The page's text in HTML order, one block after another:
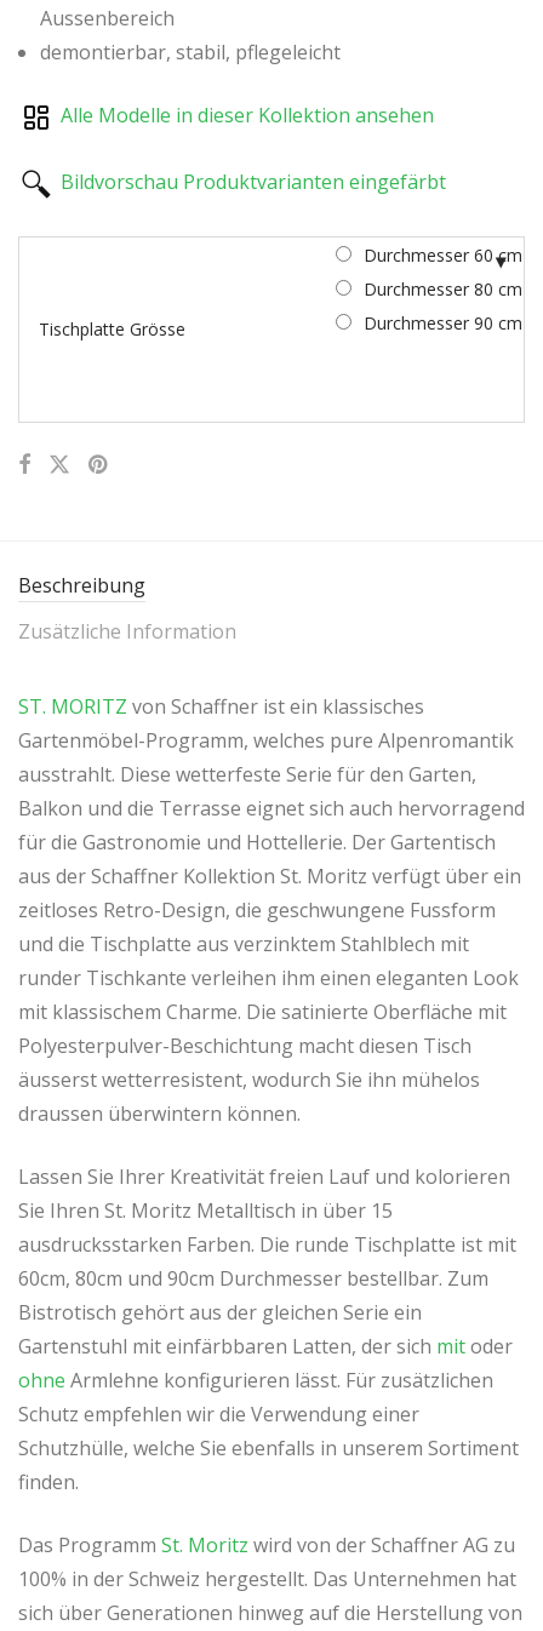
Aussenbereich
demontierbar, stabil, pflegeleicht
Alle Modelle in dieser Kollektion ansehen
Bildvorschau Produktvarianten eingefärbt
Tischplatte Grösse
Durchmesser 60 cm
Durchmesser 80 cm
Durchmesser 90 cm
Beschreibung
Zusätzliche Information
ST. MORITZ von Schaffner ist ein klassisches
Gartenmöbel-Programm, welches pure Alpenromantik
ausstrahlt. Diese wetterfeste Serie für den Garten,
Balkon und die Terrasse eignet sich auch hervorragend
für die Gastronomie und Hottellerie. Der Gartentisch
aus der Schaffner Kollektion St. Moritz verfügt über ein
zeitloses Retro-Design, die geschwungene Fussform
und die Tischplatte aus verzinktem Stahlblech mit
runder Tischkante verleihen ihm einen eleganten Look
mit klassischem Charme. Die satinierte Oberfläche mit
Polyesterpulver-Beschichtung macht diesen Tisch
äusserst wetterresistent, wodurch Sie ihn mühelos
draussen überwintern können.
Lassen Sie Ihrer Kreativität freien Lauf und kolorieren
Sie Ihren St. Moritz Metalltisch in über 15
ausdrucksstarken Farben. Die runde Tischplatte ist mit
60cm, 80cm und 90cm Durchmesser bestellbar. Zum
Bistrotisch gehört aus der gleichen Serie ein
Gartenstuhl mit einfärbbaren Latten, der sich mitoder
ohne Armlehne konfigurieren lässt. Für zusätzlichen
Schutz empfehlen wir die Verwendung einer
Schutzhülle, welche Sie ebenfalls in unserem Sortiment
finden.
Das Programm St. Moritz wird von der Schaffner AG zu
100% in der Schweiz hergestellt. Das Unternehmen hat
sich über Generationen hinweg auf die Herstellung von